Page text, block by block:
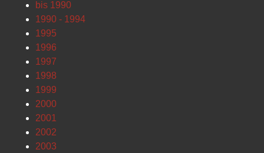
bis 1990
1990 - 1994
1995
1996
1997
1998
1999
2000
2001
2002
2003